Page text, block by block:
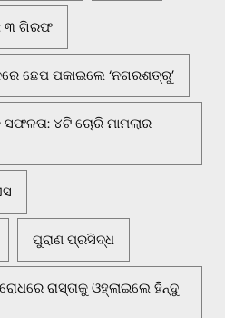
୩ ଗିରଫ
ଛେପ ପକାଇଲେ ‘ନଗରଶତ୍ରୁ’
୪ଟି ଚୋରି ମାମଲାର
ପୁରାଣ ପ୍ରସିଦ୍ଧ
ରାସ୍ତାକୁ ଓହ୍ଲାଇଲେ ହିନ୍ଦୁ